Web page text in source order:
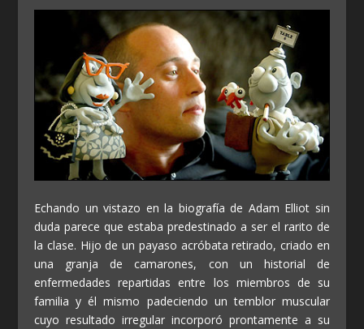
Echando un vistazo en la biografía de Adam Elliot sin
duda parece que estaba predestinado a ser el rarito de
la clase. Hijo de un payaso acróbata retirado, criado en
una granja de camarones, con un historial de
enfermedades repartidas entre los miembros de su
familia y él mismo padeciendo un temblor muscular
cuyo resultado irregular incorporó prontamente a su